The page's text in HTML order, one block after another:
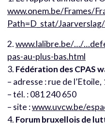
www.onem.be/Frames/
Path=D_stat/
2.www.lalibre.be/…/
pas-au-plus-bas.html
3. Fédération des CPAS
– adresse : rue de
– tél. : 081 240 650
– site :www.uvcw.be/
4. Forum bruxellois de